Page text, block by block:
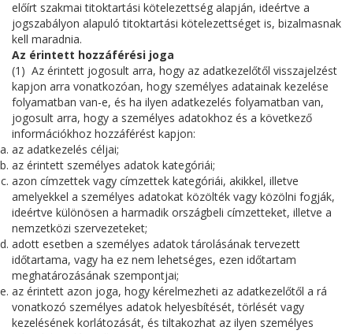
előírt szakmai titoktartási kötelezettség alapján, ideértve a
jogszabályon alapuló titoktartási kötelezettséget is, bizalmasnak
kell maradnia.
Az érintett hozzáférési joga
(1) Az érintett jogosult arra, hogy az adatkezelőtől visszajelzést
kapjon arra vonatkozóan, hogy személyes adatainak kezelése
folyamatban van-e, és ha ilyen adatkezelés folyamatban van,
jogosult arra, hogy a személyes adatokhoz és a következő
információkhoz hozzáférést kapjon:
az adatkezelés céljai;
az érintett személyes adatok kategóriái;
azon címzettek vagy címzettek kategóriái, akikkel, illetve
amelyekkel a személyes adatokat közölték vagy közölni fogják,
ideértve különösen a harmadik országbeli címzetteket, illetve a
nemzetközi szervezeteket;
adott esetben a személyes adatok tárolásának tervezett
időtartama, vagy ha ez nem lehetséges, ezen időtartam
meghatározásának szempontjai;
az érintett azon joga, hogy kérelmezheti az adatkezelőtől a rá
vonatkozó személyes adatok helyesbítését, törlését vagy
kezelésének korlátozását, és tiltakozhat az ilyen személyes